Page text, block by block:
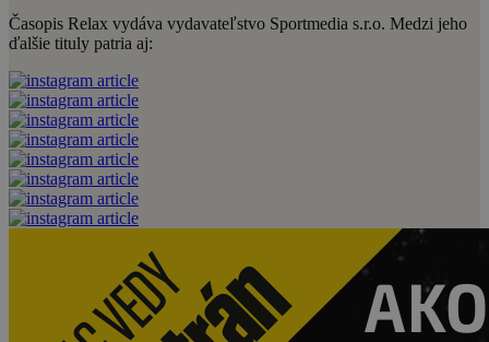
Časopis Relax vydáva vydavateľstvo Sportmedia s.r.o. Medzi jeho
ďalšie tituly patria aj: